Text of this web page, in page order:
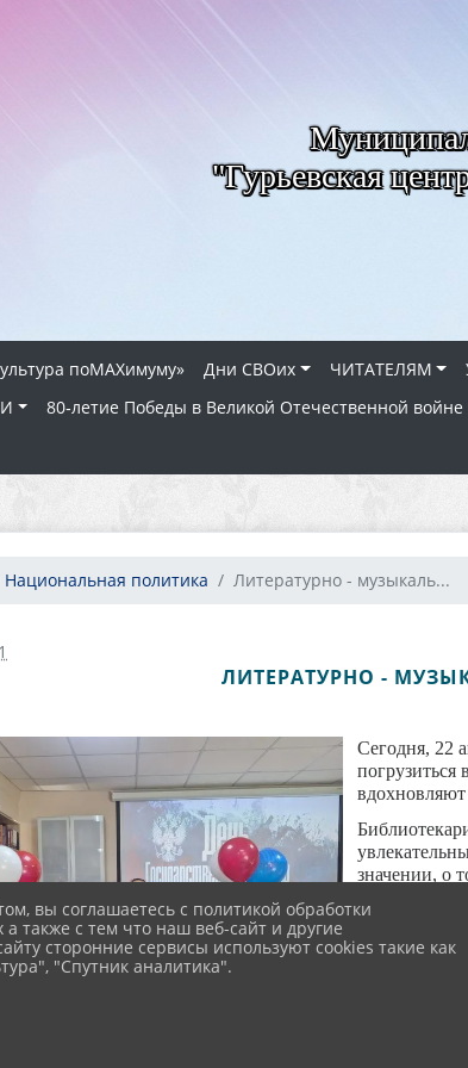
"Гурьевская
поMAXимуму» Дни СВОих ЧИТАТЕЛЯМ
80‑летие Победы в Великой Отечественной войне
Национальная политика Литературно - музыкаль...
ЛИТЕРАТУРНО -
Сегодня, 22
значении, о
связанные
страны.
атмосферу
колорит
слово
вы соглашаетесь с политикой обработки
также с тем что наш веб-сайт и другие
сторонние сервисы используют cookies такие как
"Спутник аналитика".